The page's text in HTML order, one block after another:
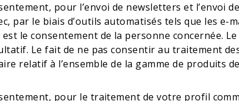
pour l’envoi de newsletters et l’envoi
par le biais d’outils automatisés tels que les e-
le consentement de la personne concernée.
Le fait de ne pas consentir au traitement
relatif à l’ensemble de la gamme de produits
pour le traitement de votre profil